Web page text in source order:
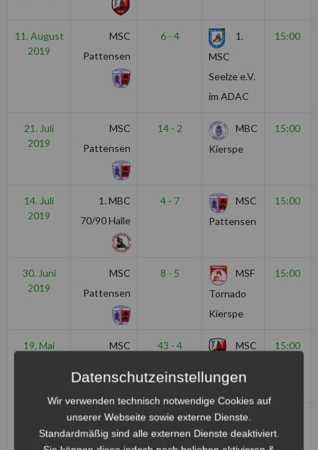
11. August
2019
MSC
Pattensen
6 - 4
1.
MSC
Seelze e.V.
im ADAC
15:00
21. Juli
2019
MSC
Pattensen
14 - 2
MBC
Kierspe
15:00
14. Juli
2019
1. MBC
70/90 Halle
4 - 7
MSC
Pattensen
15:00
30. Juni
2019
MSC
Pattensen
8 - 5
MSF
Tornado
Kierspe
15:00
19. Mai
MSC
43 - 4
MSC
Malchin
15:00
2019
MSC
Pattensen
0 - 5
1.
MBC
Datenschutzeinstellungen
Wir verwenden technisch notwendige Cookies auf
unserer Webseite sowie externe Dienste.
Standardmäßig sind alle externen Dienste deaktiviert.